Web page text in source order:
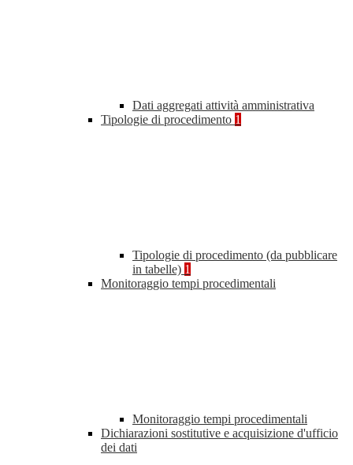
Dati aggregati attività amministrativa
Tipologie di procedimento 1
Tipologie di procedimento (da pubblicare
in tabelle) 1
Monitoraggio tempi procedimentali
Monitoraggio tempi procedimentali
Dichiarazioni sostitutive e acquisizione d'ufficio
dei dati